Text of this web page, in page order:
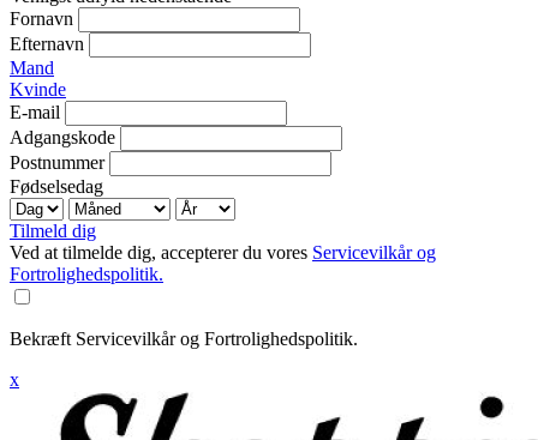
Fornavn
Efternavn
Mand
Kvinde
E-mail
Adgangskode
Postnummer
Fødselsedag
Tilmeld dig
Ved at tilmelde dig, accepterer du vores Servicevilkår og
Fortrolighedspolitik.
Bekræft Servicevilkår og Fortrolighedspolitik.
x